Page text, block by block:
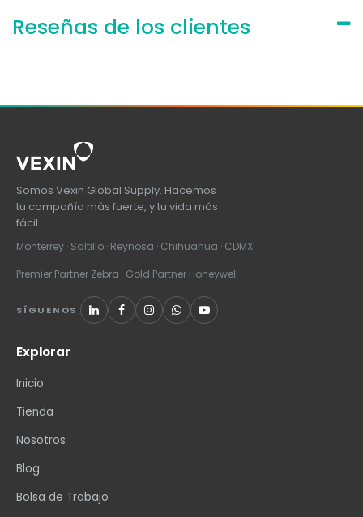
Reseñas de los clientes
Somos Vexin Global Supply. Hacemos
tu compañía más fuerte, y tu vida más
fácil.
Monterrey · Saltillo · Reynosa · Chihuahua · CDMX
Premier Partner Zebra · Gold Partner Honeywell
SÍGUENOS
Explorar
Inicio
Tienda
Nosotros
Blog
Bolsa de Trabajo